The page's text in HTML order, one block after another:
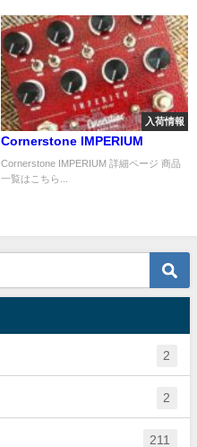
入荷情報
Cornerstone IMPERIUM
Cornerstone IMPERIUM 詳細ページ 商品
一覧はこちら...
2
2
211